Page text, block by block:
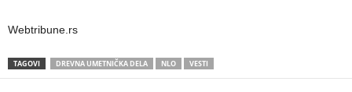
Webtribune.rs
TAGOVI DREVNA UMETNIČKA DELA NLO VESTI